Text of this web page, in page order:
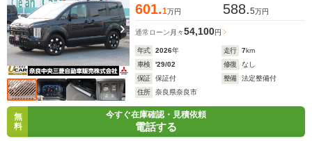
601.1万円 588.5万円
通常ローン 月々54,100円
年式 2026年 走行 7km
車検
'29/02 修復
なし
保証
保証付 整備
法定整備付
住所
奈良県奈良市
無
料
今すぐ在庫確認・見積依頼
電話する